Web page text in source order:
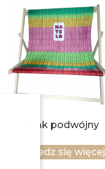
Leżak podwójny
Dowiedz się więcej